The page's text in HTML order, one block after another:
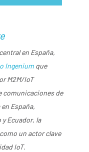
en España,
Ingeniumque
M2M/IoT
comunicaciones de
España,
y Ecuador, la
un actor clave
IoT.